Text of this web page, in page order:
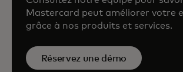
Mastercard peut améliorer votre
grâce à nos produits et services.
Réservez une démo